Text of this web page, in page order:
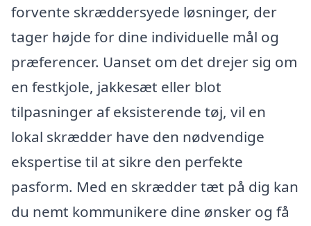
forvente skræddersyede løsninger, der
tager højde for dine individuelle mål og
præferencer. Uanset om det drejer sig om
en festkjole, jakkesæt eller blot
tilpasninger af eksisterende tøj, vil en
lokal skrædder have den nødvendige
ekspertise til at sikre den perfekte
pasform. Med en skrædder tæt på dig kan
du nemt kommunikere dine ønsker og få